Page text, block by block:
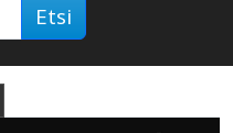
Etsi